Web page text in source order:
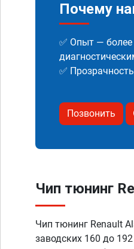
Почему
✅ Опыт —
✅
Позвонить
Чип тюнинг
Чип тюнинг Renault
заводских 160 до